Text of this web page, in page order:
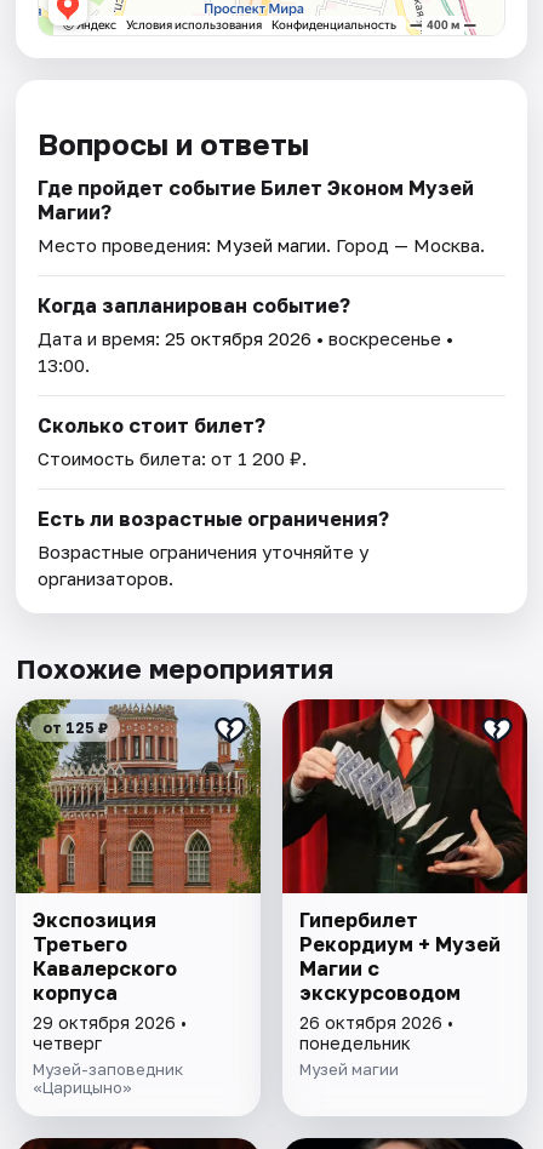
Вопросы и ответы
Где пройдет событие Билет Эконом Музей
Магии?
Место проведения: Музей магии. Город — Москва.
Когда запланирован событие?
Дата и время:25 октября 2026 • воскресенье •
13:00.
Сколько стоит билет?
Стоимость билета: от 1 200 ₽.
Есть ли возрастные ограничения?
Возрастные ограничения уточняйте у
организаторов.
Похожие мероприятия
от 125 ₽
Экспозиция
Третьего
Кавалерского
корпуса
29 октября 2026 •
четверг
Музей-заповедник
«Царицыно»
Гипербилет
Рекордиум + Музей
Магии с
экскурсоводом
26 октября 2026 •
понедельник
Музей магии